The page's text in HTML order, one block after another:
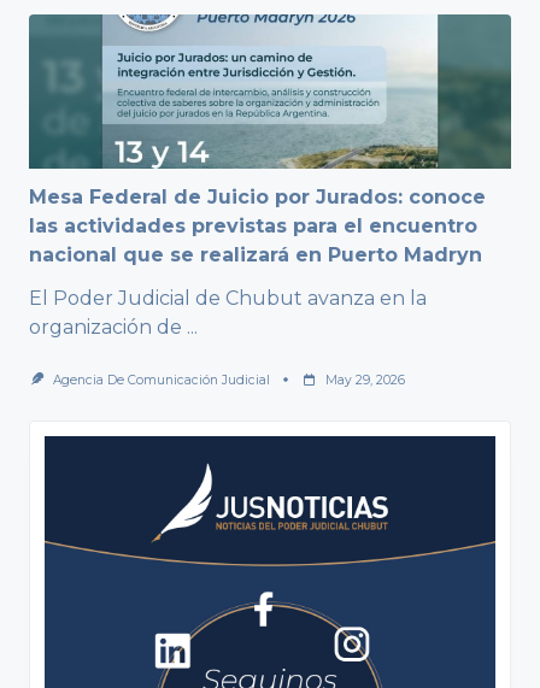
Mesa Federal de Juicio por Jurados: conoce
las actividades previstas para el encuentro
nacional que se realizará en Puerto Madryn
El Poder Judicial de Chubut avanza en la
organización de ...
Agencia De Comunicación Judicial May 29, 2026